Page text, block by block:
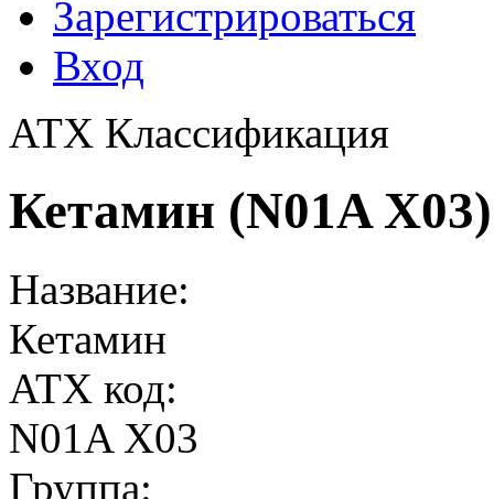
Зарегистрироваться
Вход
АТХ Классификация
Кетамин (N01A X03)
Название:
Кетамин
ATX код:
N01A X03
Группа: